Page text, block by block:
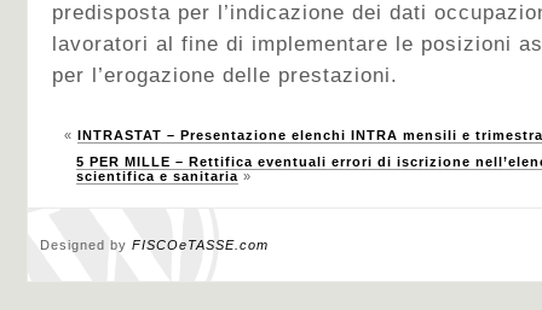
predisposta per l’indicazione dei dati
lavoratori al fine di implementare le posizioni
per l’erogazione delle prestazioni.
« INTRASTAT – Presentazione elenchi INTRA mensili e
5 PER MILLE – Rettifica eventuali errori di iscrizione
scientifica e sanitaria »
Designed by FISCOeTASSE.com